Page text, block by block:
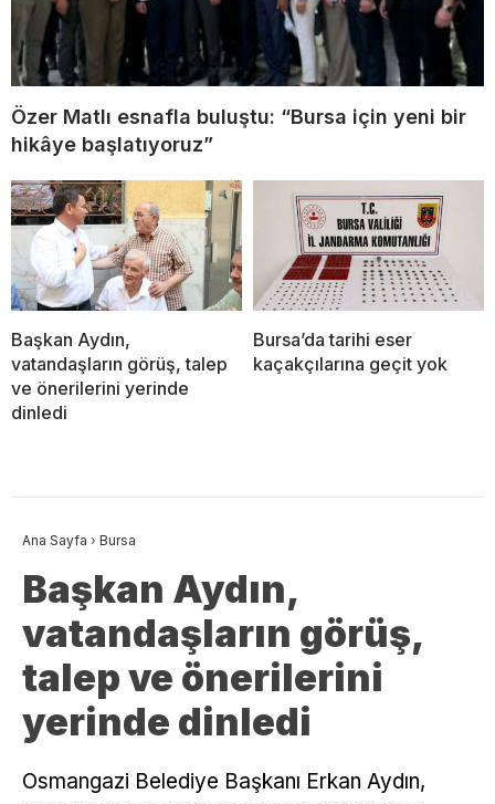
Özer Matlı esnafla buluştu: “Bursa için yeni bir
hikâye başlatıyoruz”
Başkan Aydın,
vatandaşların görüş, talep
ve önerilerini yerinde
dinledi
Bursa’da tarihi eser
kaçakçılarına geçit yok
Ana Sayfa › Bursa
Başkan Aydın,
vatandaşların görüş,
talep ve önerilerini
yerinde dinledi
Osmangazi Belediye Başkanı Erkan Aydın,